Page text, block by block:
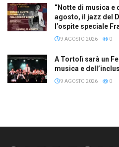
“Notte di musica e
agosto, il jazz del
l’ospite speciale
9 AGOSTO 2026 0
A Tortolì sarà un
musica e
9 AGOSTO 2026 0